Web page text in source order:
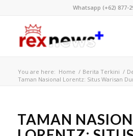
Whatsapp (+62) 877-
You are here: Home / Berita Terkini /
Taman Nasional Lorentz: Situs Warisan
TAMAN